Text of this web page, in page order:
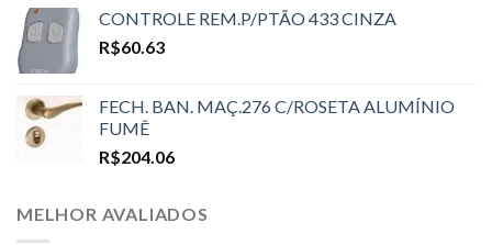
CONTROLE REM.P/PTÃO 433 CINZA
R$60.63
FECH. BAN. MAÇ.276 C/ROSETA ALUMÍNIO
FUMÊ
R$204.06
MELHOR AVALIADOS